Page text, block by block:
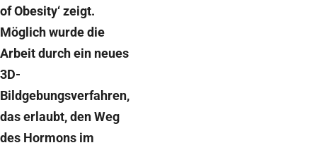
of Obesity‘ zeigt.
Möglich wurde die
Arbeit durch ein neues
3D-
Bildgebungsverfahren,
das erlaubt, den Weg
des Hormons im